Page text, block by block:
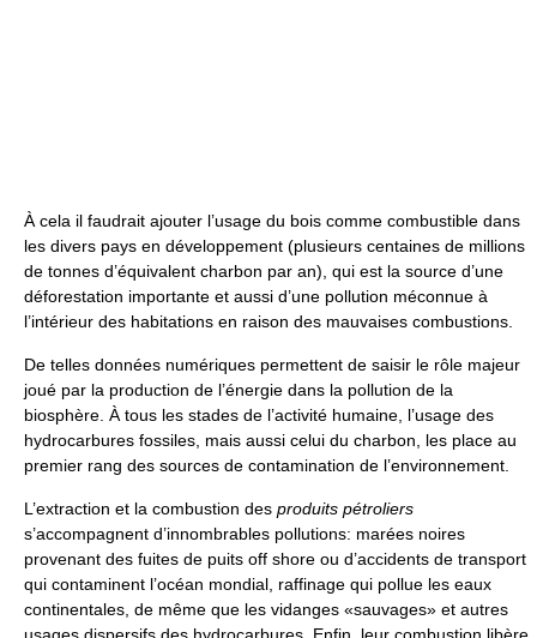
À cela il faudrait ajouter l’usage du bois comme combustible dans
les divers pays en développement (plusieurs centaines de millions
de tonnes d’équivalent charbon par an), qui est la source d’une
déforestation importante et aussi d’une pollution méconnue à
l’intérieur des habitations en raison des mauvaises combustions.
De telles données numériques permettent de saisir le rôle majeur
joué par la production de l’énergie dans la pollution de la
biosphère. À tous les stades de l’activité humaine, l’usage des
hydrocarbures fossiles, mais aussi celui du charbon, les place au
premier rang des sources de contamination de l’environnement.
L’extraction et la combustion des produits pétroliers
s’accompagnent d’innombrables pollutions: marées noires
provenant des fuites de puits off shore ou d’accidents de transport
qui contaminent l’océan mondial, raffinage qui pollue les eaux
continentales, de même que les vidanges «sauvages» et autres